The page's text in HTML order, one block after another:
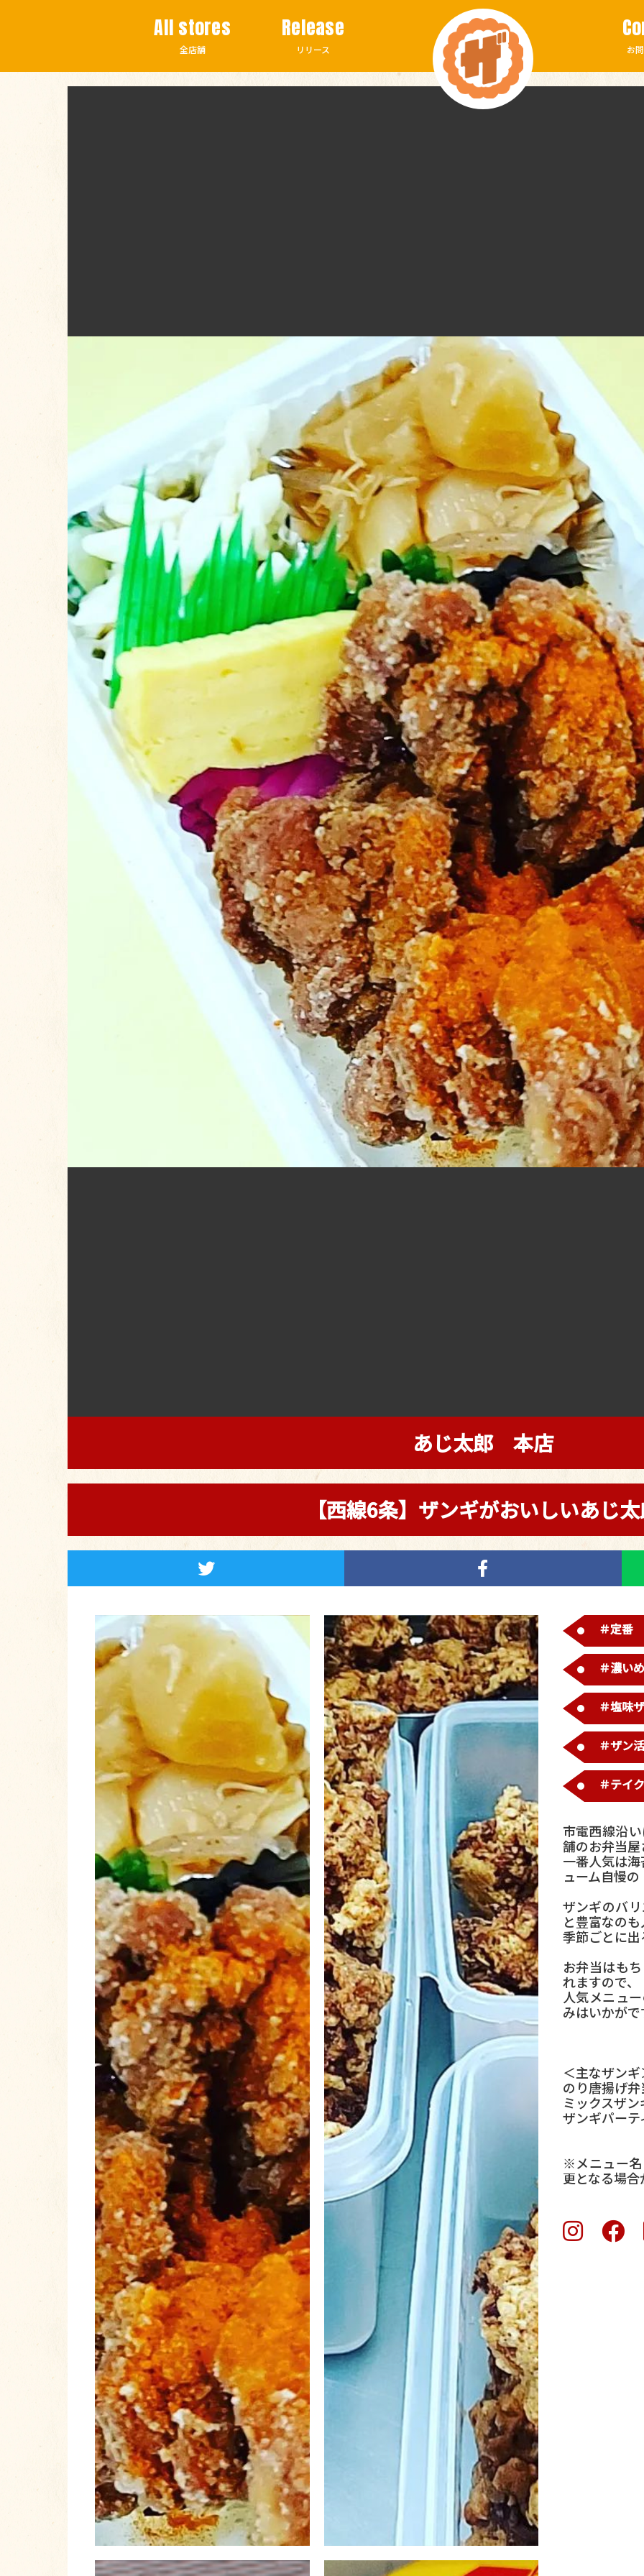
All stores
全店舗
Release
リリース お
あじ太郎 本店
【西線6条】ザンギがおいしいあじ
＃定番
＃濃い
＃塩味
＃ザン
＃テイ
市電西線沿
舗のお弁当
一番人気は
ューム自慢
ザンギのバ
と豊富なの
季節ごとに
お弁当はも
れますので、
人気メニュ
みはいかが
＜主なザンギ
のり唐揚げ
ミックスザ
ザンギパー
※メニュー名
更となる場